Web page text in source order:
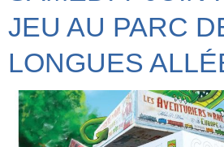
JEU AU PARC
LONGUES